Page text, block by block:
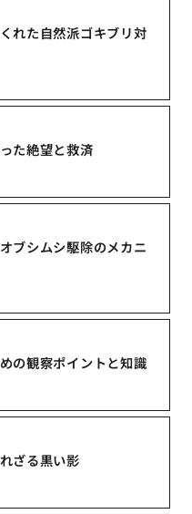
れた自然派ゴキブリ対
た絶望と救済
ブシムシ駆除のメカニ
の観察ポイントと知識
ざる黒い影